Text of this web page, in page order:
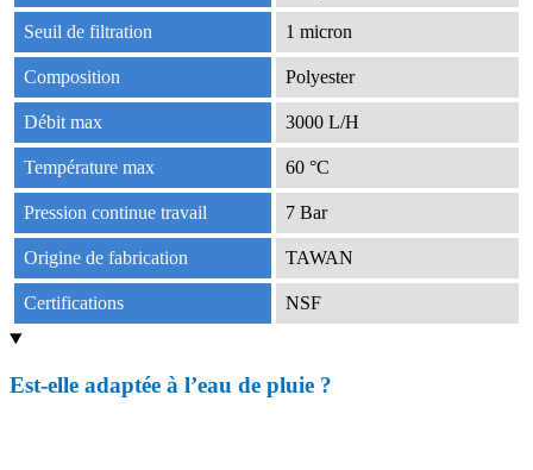
Seuil de filtration 1 micron
Composition Polyester
Débit max 3000 L/H
Température max 60 °C
Pression continue travail 7 Bar
Origine de fabrication TAWAN
Certifications NSF
Est-elle adaptée à l’eau de pluie ?